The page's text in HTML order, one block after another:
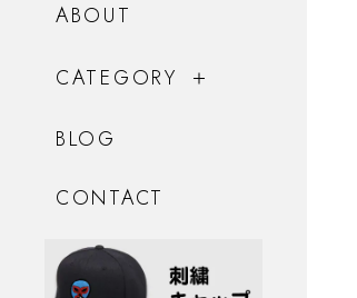
ABOUT
CATEGORY
BLOG
CONTACT